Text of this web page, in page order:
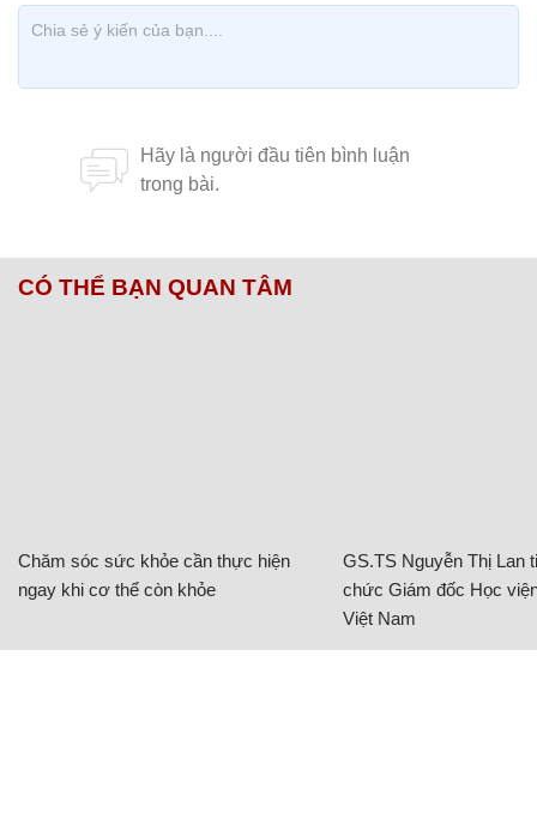
CÓ THỂ BẠN QUAN TÂM
Chăm sóc sức khỏe cần thực hiện
ngay khi cơ thể còn khỏe
GS.TS Nguyễn Thị Lan
chức Giám đốc Học
Việt Nam